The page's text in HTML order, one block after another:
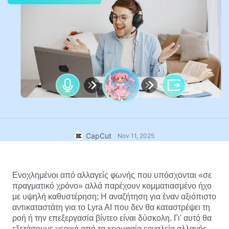
Αυτόματες λεζάντες
Πρότυπα για λεζάντες
Αναγνώριση ομιλίας
Προσαρμοσμένες φωνές
Μείωση θορύβου
Εικόνα
Τρόπος ζωής και vlog
Προσαρμοσμένος σχεδιασμός
Περισσότερα
Οδηγοί βήμα προς βήμα
Κορυφαίες επιλογές
Τάσεις και συμβουλές για πρότυπα
Περισσότερα
Πρότυπα κλάδων
Πρότυπα ανασκόπησης
Κέντρο βοήθειας
Αίθουσα τύπου
Σχετικά με τους Όρους χρήσης υπηρεσίας του CapCut
Dreamina Seedance 2.0 Launch
Άνοιγμα CapCut
CapCut Nov 11, 2025
Ενοχλημένοι από αλλαγείς φωνής που υπόσχονται «σε
πραγματικό χρόνο» αλλά παρέχουν κομματιασμένο ήχο
με υψηλή καθυστέρηση; Η αναζήτηση για έναν αξιόπιστο
αντικαταστάτη για το Lyra AI που δεν θα καταστρέψει τη
ροή ή την επεξεργασία βίντεο είναι δύσκολη. Γι' αυτό θα